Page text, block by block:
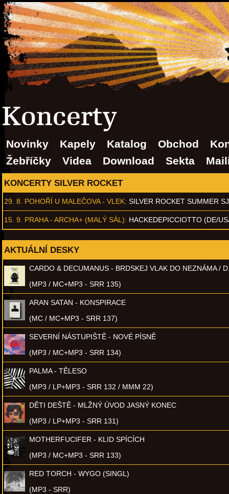
Koncerty
Novinky Kapely Katalog Obchod
Žebříčky
Videa Download Sekta
KONCERTY SILVER ROCKET
29. 8. POHOŘÍ U MALEČOVA - VLEK: SILVER ROCKET SUMMER
15. 9. PRAHA - ARCHA+ (MALÝ SÁL): HACKEDEPICCIOTTO (DE/
AKTUÁLNÍ DESKY
CARDO & DECUMANUS - BRDSKEJ VLAK DO NEZNÁMA /
(MP3 / MC+MP3 - SRR 135)
ARAN SATAN - KONSPIRACE
(MC / MC+MP3 - SRR 137)
SEVERNÍ NÁSTUPIŠTĚ - NOVÉ PÍSNĚ
(MP3 / MC+MP3 - SRR 134)
PALMA - TĚLESO
(MP3 / LP+MP3 - SRR 132 / MMM 22)
DĚTI DEŠTĚ - MLŽNÝ ÚVOD JASNÝ KONEC
(MP3 / LP+MP3 - SRR 131)
MOTHERFUCIFER - KLID SPÍCÍCH
(MP3 / MC+MP3 - SRR 133)
RED TORCH - WYGO (SINGL)
(MP3 - SRR)